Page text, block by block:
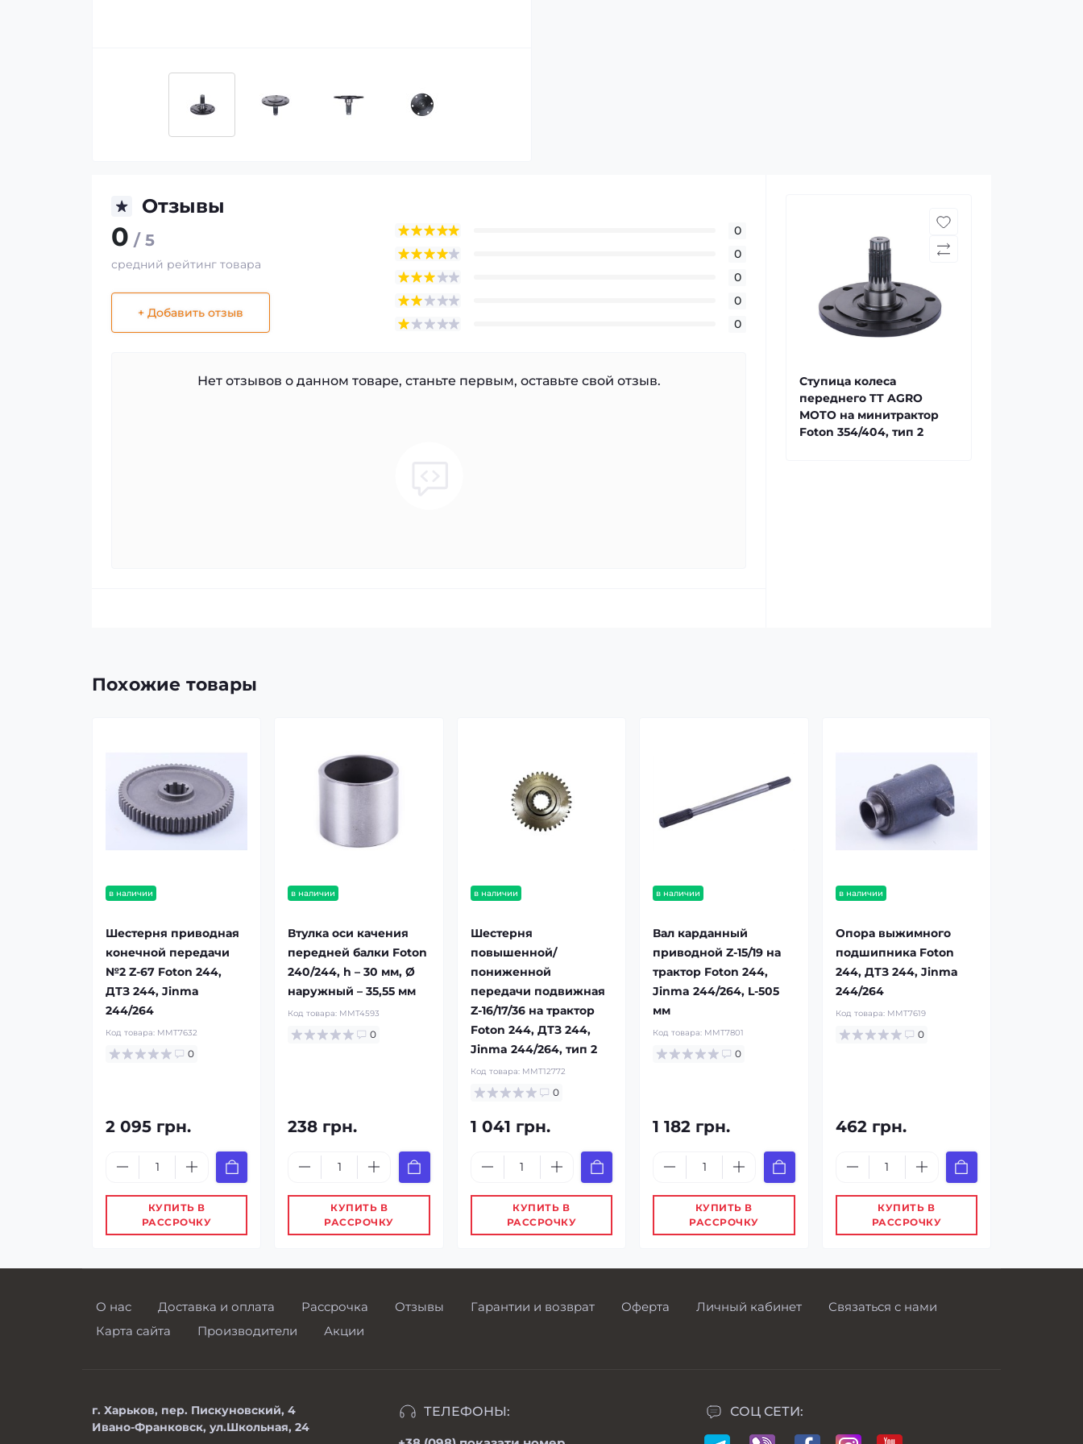
Отзывы
0 / 5
средний рейтинг товара
+ Добавить отзыв
0
0
0
0
0
Нет отзывов о данном товаре, станьте первым, оставьте свой отзыв.
Ступица колеса
переднего TT AGRO
MOTO на минитрактор
Foton 354/404, тип 2
Похожие товары
в наличии
Шестерня приводная
конечной передачи
№2 Z-67 Foton 244,
ДТЗ 244, Jinma
244/264
Код товара: MMT7632
0
2 095 грн.
КУПИТЬ В
РАССРОЧКУ
в наличии
Втулка оси качения
передней балки Foton
240/244, h – 30 мм, Ø
наружный – 35,55 мм
Код товара: MMT4593
0
238 грн.
КУПИТЬ В
РАССРОЧКУ
в наличии
Шестерня
повышенной/
пониженной
передачи подвижная
Z-16/17/36 на трактор
Foton 244, ДТЗ 244,
Jinma 244/264, тип 2
Код товара: MMT12772
0
1 041 грн.
КУПИТЬ В
РАССРОЧКУ
в наличии
Вал карданный
приводной Z-15/19 на
трактор Foton 244,
Jinma 244/264, L-505
мм
Код товара: MMT7801
0
1 182 грн.
КУПИТЬ В
РАССРОЧКУ
в наличии
Опора выжимного
подшипника Foton
244, ДТЗ 244, Jinma
244/264
Код товара: MMT7619
0
462 грн.
КУПИТЬ В
РАССРОЧКУ
О нас Доставка и оплата Рассрочка Отзывы Гарантии и возврат Оферта Личный кабинет
Связаться с нами
Карта сайта
Производители Акции
г. Харьков, пер. Пискуновский, 4
Ивано-Франковск, ул.Школьная, 24
ТЕЛЕФОНЫ: СОЦ СЕТИ: